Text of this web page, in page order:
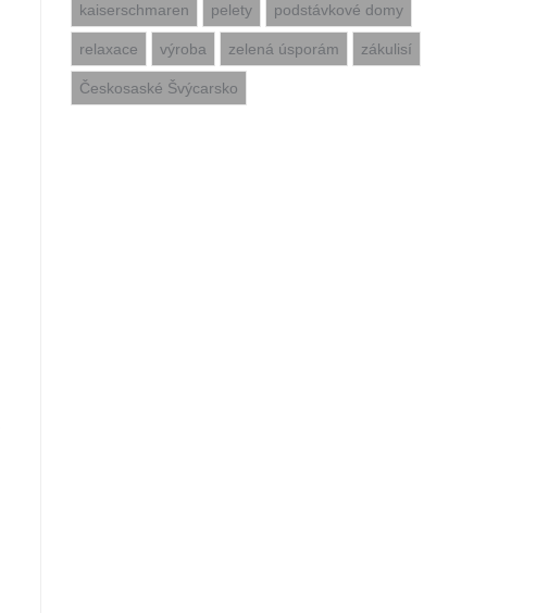
kaiserschmaren pelety podstávkové domy
relaxace výroba zelená úsporám zákulisí
Českosaské Švýcarsko